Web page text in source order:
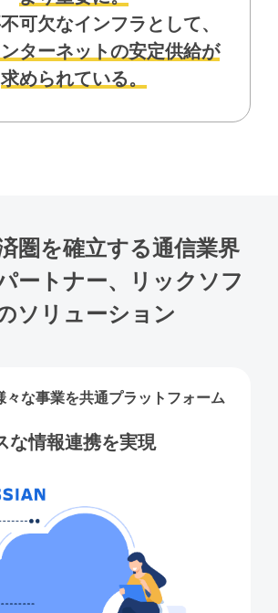
可欠なインフラとして、
ターネットの安定供給が
求められている。
圏を確立する通信業界
ートナー、
リックソフ
ソリューション
々な事業を共通プラットフォーム
な情報連携を実現